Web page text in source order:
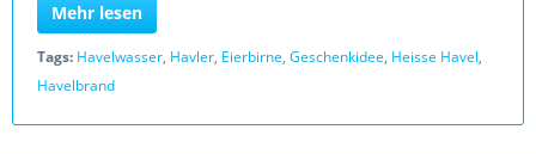
Mehr lesen
Tags: Havelwasser, Havler, Eierbirne, Geschenkidee, Heisse Havel,
Havelbrand